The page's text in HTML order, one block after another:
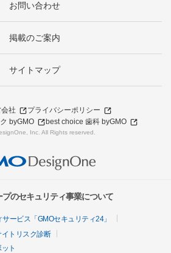
お問い合わせ
掲載のご案内
サイトマップ
社
プライバシーポリシー
byGMO
best choice 歯科 byGMO
Inc. All Rights reserved.
のセキュリティ事業について
ービス「GMOセキュリティ24」
イトリスク診断
ト